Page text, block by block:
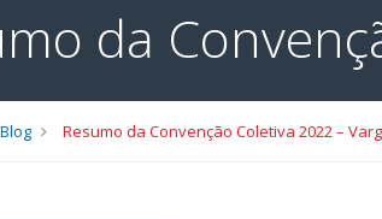
da
Blog Resumo da Convenção Coletiva 2022 –